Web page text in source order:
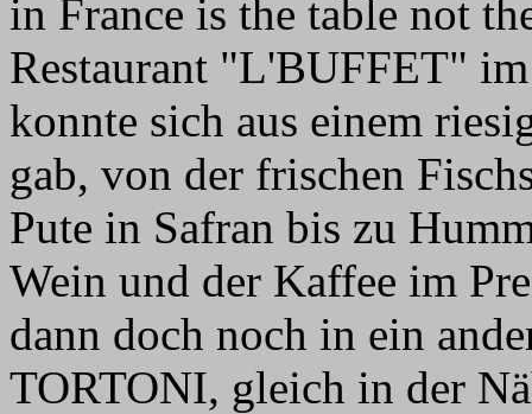
in France is the table not
Restaurant "L'BUFFET"
konnte sich aus einem
gab, von der frischen
Pute in Safran bis zu
Wein und der Kaffee im
dann doch noch in ein
TORTONI, gleich in der